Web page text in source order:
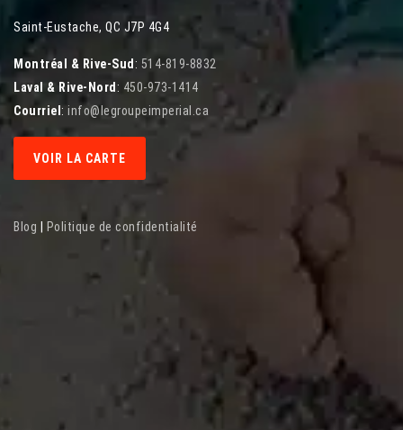
Saint-Eustache, QC J7P 4G4
Montréal & Rive-Sud : 514-819-8832
Laval & Rive-Nord : 450-973-1414
Courriel : info@legroupeimperial.ca
VOIR LA CARTE
Blog Politique de confidentialité